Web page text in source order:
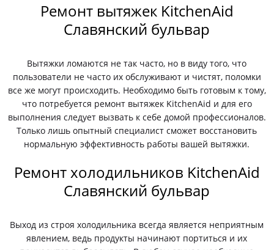
Ремонт вытяжек KitchenAid
Славянский бульвар
Вытяжки ломаются не так часто, но в виду того, что
пользователи не часто их обслуживают и чистят, поломки
все же могут происходить. Необходимо быть готовым к тому,
что потребуется ремонт вытяжек KitchenAid и для его
выполнения следует вызвать к себе домой профессионалов.
Только лишь опытный специалист сможет восстановить
нормальную эффективность работы вашей вытяжки.
Ремонт холодильников KitchenAid
Славянский бульвар
Выход из строя холодильника всегда является неприятным
явлением, ведь продукты начинают портиться и их